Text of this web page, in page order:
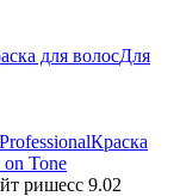
для волосДля
Краска
Tone
ришесс 9.02